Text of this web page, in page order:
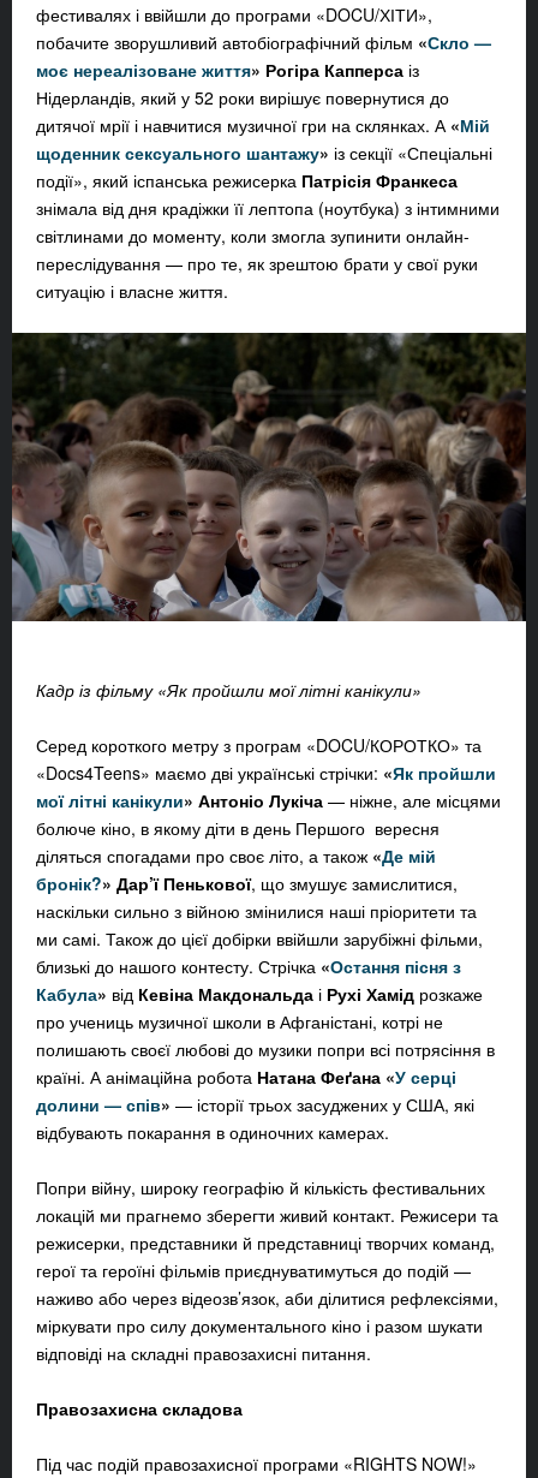
фестивалях і ввійшли до програми «DOCU/ХІТИ»,
побачите зворушливий автобіографічний фільм «Скло —
моє нереалізоване життя» Рогіра Капперса із
Нідерландів, який у 52 роки вирішує повернутися до
дитячої мрії і навчитися музичної гри на склянках. А «Мій
щоденник сексуального шантажу» із секції «Спеціальні
події», який іспанська режисерка Патрісія Франкеса
знімала від дня крадіжки її лептопа (ноутбука) з інтимними
світлинами до моменту, коли змогла зупинити онлайн-
переслідування — про те, як зрештою брати у свої руки
ситуацію і власне життя.
Кадр із фільму «Як пройшли мої літні канікули»
Серед короткого метру з програм «DOCU/КОРОТКО» та
«Docs4Teens» маємо дві українські стрічки: «Як пройшли
мої літні канікули» Антоніо Лукіча — ніжне, але місцями
болюче кіно, в якому діти в день Першого вересня
діляться спогадами про своє літо, а також «Де мій
бронік?» Дар’ї Пенькової, що змушує замислитися,
наскільки сильно з війною змінилися наші пріоритети та
ми самі. Також до цієї добірки ввійшли зарубіжні фільми,
близькі до нашого контесту. Стрічка «Остання пісня з
Кабула» від Кевіна Макдональда і Рухі Хамід розкаже
про учениць музичної школи в Афганістані, котрі не
полишають своєї любові до музики попри всі потрясіння в
країні. А анімаційна робота Натана Феґана «У серці
долини — спів» — історії трьох засуджених у США, які
відбувають покарання в одиночних камерах.
Попри війну, широку географію й кількість фестивальних
локацій ми прагнемо зберегти живий контакт. Режисери та
режисерки, представники й представниці творчих команд,
герої та героїні фільмів приєднуватимуться до подій —
наживо або через відеозв’язок, аби ділитися рефлексіями,
міркувати про силу документального кіно і разом шукати
відповіді на складні правозахисні питання.
Правозахисна складова
Під час подій правозахисної програми «RIGHTS NOW!»